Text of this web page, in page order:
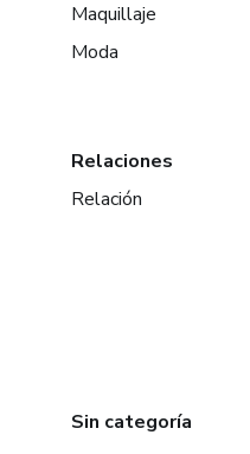
Maquillaje
Moda
Relaciones
Relación
Sin categoría